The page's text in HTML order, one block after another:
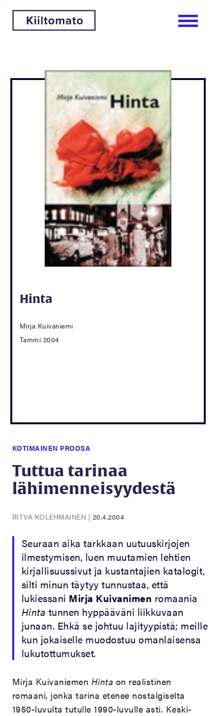
Hinta
Mirja Kuivaniemi
Tammi 2004
KOTIMAINEN PROOSA
Tuttua tarinaa
lähimenneisyydestä
RITVA KOLEHMAINEN | 20.4.2004
Seuraan aika tarkkaan uutuuskirjojen
ilmestymisen, luen muutamien lehtien
kirjallisuussivut ja kustantajien katalogit,
silti minun täytyy tunnustaa, että
lukiessani Mirja Kuivanimen romaania
Hinta tunnen hyppääväni liikkuvaan
junaan. Ehkä se johtuu lajityypistä; meille
kun jokaiselle muodostuu omanlaisensa
lukutottumukset.
Mirja Kuivaniemen Hinta on realistinen
romaani, jonka tarina etenee nostalgiselta
1950-luvulta tutulle 1990-luvulle asti. Keski-